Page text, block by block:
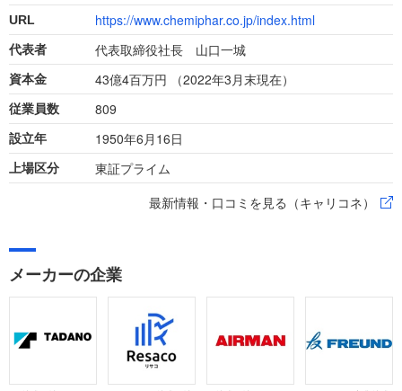
URL https://www.chemiphar.co.jp/index.html
代表者 代表取締役社長 山口一城
資本金 43億4百万円 （2022年3月末現在）
従業員数 809
設立年 1950年6月16日
上場区分
東証プライム
最新情報・口コミを見る（キャリコネ）
メーカーの企業